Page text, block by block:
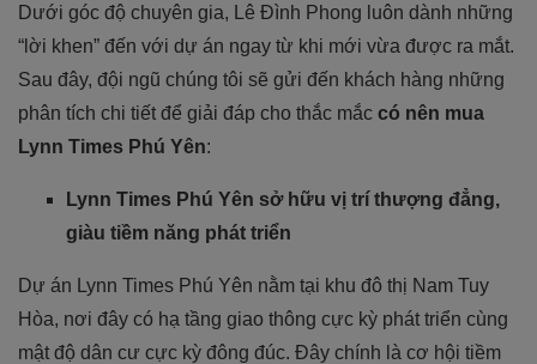
Dưới góc độ chuyên gia, Lê Đình Phong luôn dành những
“lời khen” đến với dự án ngay từ khi mới vừa được ra mắt.
Sau đây, đội ngũ chúng tôi sẽ gửi đến khách hàng những
phân tích chi tiết để giải đáp cho thắc mắc có nên mua
Lynn Times Phú Yên:
Lynn Times Phú Yên sở hữu vị trí thượng đẳng,
giàu tiềm năng phát triển
Dự án Lynn Times Phú Yên nằm tại khu đô thị Nam Tuy
Hòa, nơi đây có hạ tầng giao thông cực kỳ phát triển cùng
mật độ dân cư cực kỳ đông đúc. Đây chính là cơ hội tiềm